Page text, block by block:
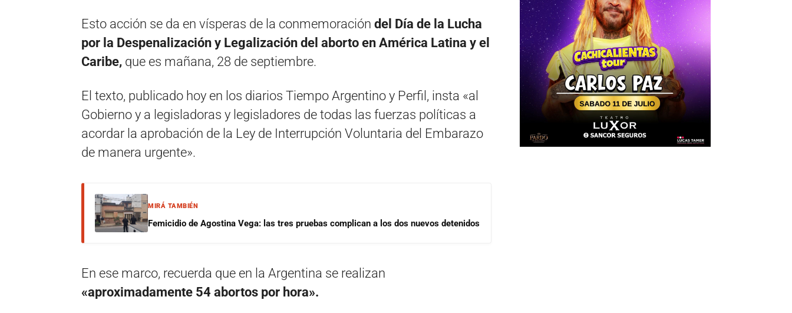
Esto acción se da en vísperas de la conmemoración del Día de la Lucha
por la Despenalización y Legalización del aborto en América Latina y el
Caribe, que es mañana, 28 de septiembre.
El texto, publicado hoy en los diarios Tiempo Argentino y Perfil, insta «al
Gobierno y a legisladoras y legisladores de todas las fuerzas políticas a
acordar la aprobación de la Ley de Interrupción Voluntaria del Embarazo
de manera urgente».
MIRÁ TAMBIÉN
Femicidio de Agostina Vega: las tres pruebas complican a los dos nuevos detenidos
En ese marco, recuerda que en la Argentina se realizan
«aproximadamente 54 abortos por hora».